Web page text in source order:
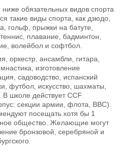
обязательных видов спорта
такие виды спорта, как дзюдо,
гольф, прыжки на батуте,
плавание, бадминтон,
волейбол и софтбол.
оркестр, ансамбли, гитара,
изготовление
садоводство, испанский
футбол, искусство, шахматы,
В школе действует CCF
секции армии, флота, ВВС).
посещать хотя бы 1
общество. Желающие могут
бронзовой, серебряной и